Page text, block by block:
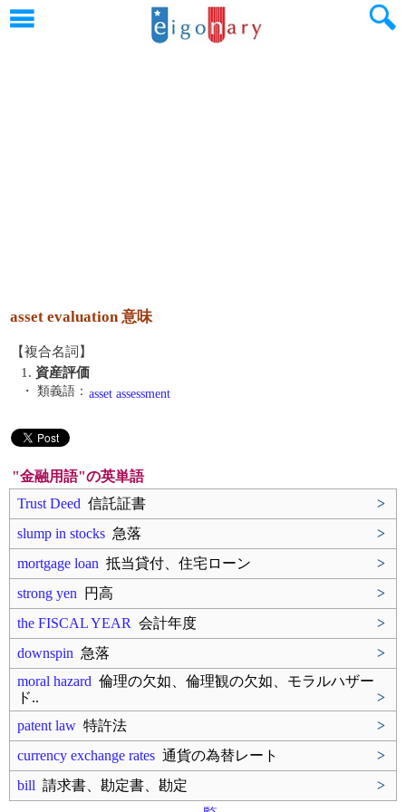
asset evaluation 意味
【複合名詞】
1. 資産評価
・ 類義語： asset assessment
"金融用語"の英単語
Trust Deed 信託証書
>
slump in stocks 急落
>
mortgage loan 抵当貸付、住宅ローン
>
strong yen 円高
>
the FISCAL YEAR 会計年度
>
downspin 急落
>
moral hazard 倫理の欠如、倫理観の欠如、モラルハザー
ド..
>
patent law 特許法
>
currency exchange rates 通貨の為替レート
>
bill 請求書、勘定書、勘定
>